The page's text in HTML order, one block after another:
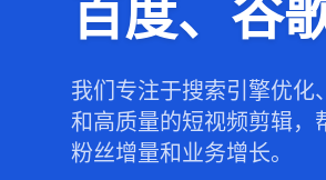
百度、谷
我们专注于搜索引擎优化
和高质量的短视频剪辑，
粉丝增量和业务增长。